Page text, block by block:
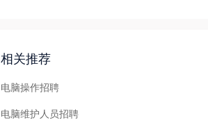
相关推荐
电脑操作招聘
电脑维护人员招聘